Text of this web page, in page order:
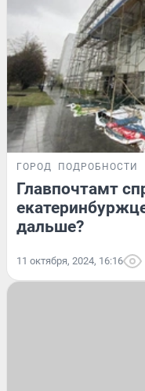
ГОРОД ПОДРОБНОСТИ
Главпочтамт
дальше?
11 октября, 2024, 16:16